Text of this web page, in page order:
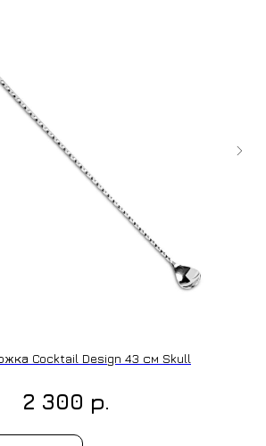
Cocktail Design 43 см Skull
2 300 р.